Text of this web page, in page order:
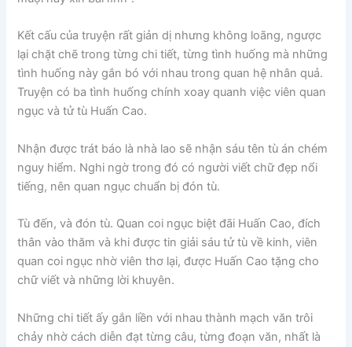
Kết cấu của truyện rất giản dị nhưng không loãng, ngược
lại chặt chẽ trong từng chi tiết, từng tình huống mà những
tình huống này gắn bó với nhau trong quan hệ nhân quả.
Truyện có ba tình huống chính xoay quanh việc viên quan
ngục và tử tù Huấn Cao.
Nhận được trát báo là nhà lao sẽ nhận sáu tên tù án chém
nguy hiểm. Nghi ngờ trong đó có người viết chữ đẹp nổi
tiếng, nên quan ngục chuẩn bị đón tù.
Tù đến, và đón tù. Quan coi ngục biệt đãi Huấn Cao, đích
thân vào thăm và khi được tin giải sáu tử tù về kinh, viên
quan coi ngục nhờ viên thơ lại, được Huấn Cao tặng cho
chữ viết và những lời khuyên.
Những chi tiết ấy gắn liền với nhau thành mạch văn trôi
chảy nhờ cách diễn đạt từng câu, từng đoạn văn, nhất là